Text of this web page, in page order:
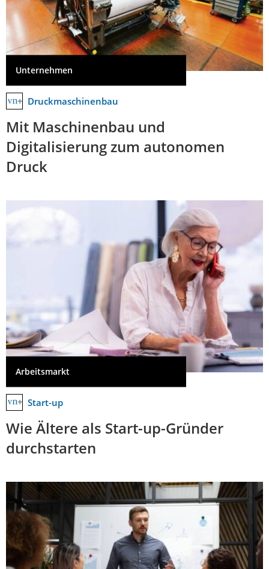
Unternehmen
Druckmaschinenbau
Mit Maschinenbau und
Digitalisierung zum autonomen
Druck
Arbeitsmarkt
Start-up
Wie Ältere als Start-up-Gründer
durchstarten